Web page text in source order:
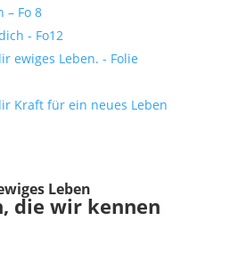
– Fo 8
- Fo12
ewiges Leben. - Folie
Kraft für ein neues Leben
Leben
die wir kennen